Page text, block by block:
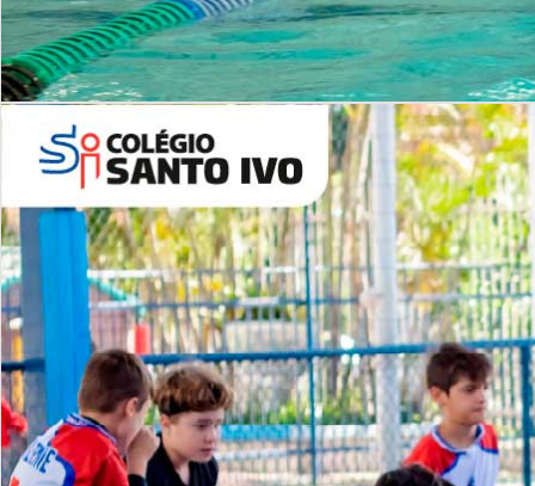
Período Integral | Saiba mais
Lista de vídeos
NOSSOCANAL